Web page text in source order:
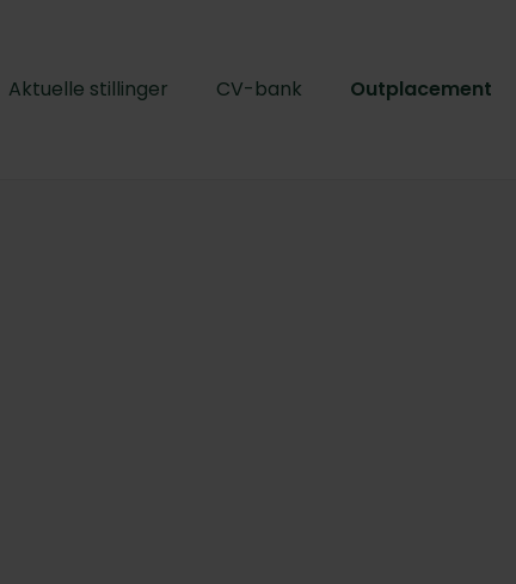
Aktuelle stillinger CV-bank Outplacement